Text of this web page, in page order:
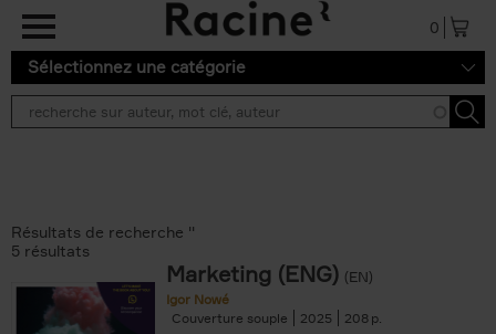
Aller au contenu principal
0
Sélectionnez une catégorie
Résultats de recherche ''
5 résultats
Marketing (ENG) (EN)
Igor Nowé
Couverture souple
2025 208